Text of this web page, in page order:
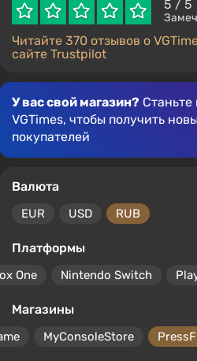
5 / 5
Читайте 370 отзывов о
сайте Trustpilot
У вас свой магазин?
VGTimes, чтобы получить
покупателей
Валюта
EUR USD RUB
Платформы
One Nintendo Switch
Магазины
MyConsoleStore PressF